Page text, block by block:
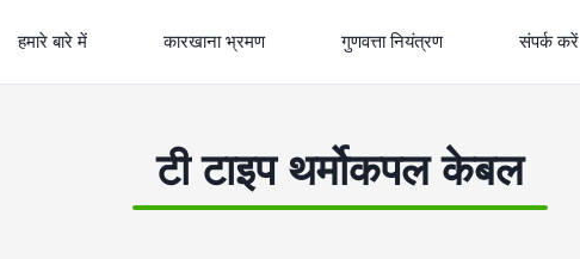
हमारे बारे में कारखाना भ्रमण गुणवत्ता नियंत्रण संपर्क करें
टी टाइप थर्मोकपल केबल